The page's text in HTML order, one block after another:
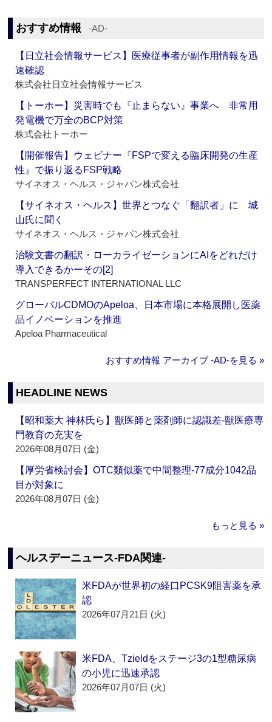
おすすめ情報 ‐AD‐
【日立社会情報サービス】医療従事者が副作用情報を迅
速確認
株式会社日立社会情報サービス
【トーホー】災害時でも『止まらない』事業へ 非常用
発電機で万全のBCP対策
株式会社トーホー
【開催報告】ウェビナー『FSPで変える臨床開発の生産
性』で振り返るFSP戦略
サイネオス・ヘルス・ジャパン株式会社
【サイネオス・ヘルス】世界とつなぐ「翻訳者」に 城
山氏に聞く
サイネオス・ヘルス・ジャパン株式会社
治験文書の翻訳・ローカライゼーションにAIをどれだけ
導入できるかーその[2]
TRANSPERFECT INTERNATIONAL LLC
グローバルCDMOのApeloa、日本市場に本格展開し医薬
品イノベーションを推進
Apeloa Pharmaceutical
おすすめ情報 アーカイブ ‐AD‐を見る »
HEADLINE NEWS
【昭和薬大 神林氏ら】獣医師と薬剤師に認識差‐獣医療専
門教育の充実を
2026年08月07日 (金)
【厚労省検討会】OTC類似薬で中間整理‐77成分1042品
目が対象に
2026年08月07日 (金)
もっと見る »
ヘルスデーニュース‐FDA関連‐
米FDAが世界初の経口PCSK9阻害薬を承
認
2026年07月21日 (火)
米FDA、Tzieldをステージ3の1型糖尿病
の小児に迅速承認
2026年07月07日 (火)